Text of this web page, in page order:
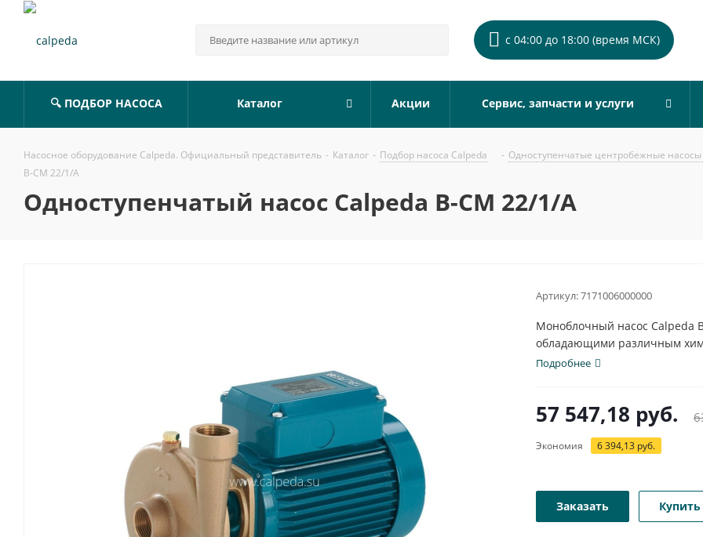
с 04:00 до 18:00 (время МСК)
🔍 ПОДБОР НАСОСА Каталог Акции Сервис, запчасти и услуги
Насосное оборудование Calpeda. Официальный представитель - Каталог - Подбор насоса Calpeda - Одноступенчатые центробежные
B-CM 22/1/A
Одноступенчатый насос Calpeda B-CM 22/1/A
Артикул:7171006000000
Моноблочный насос Calpeda
обладающими различным
насос...
Подробнее
57 547,18 руб.
Экономия 6 394,13 руб.
Заказать